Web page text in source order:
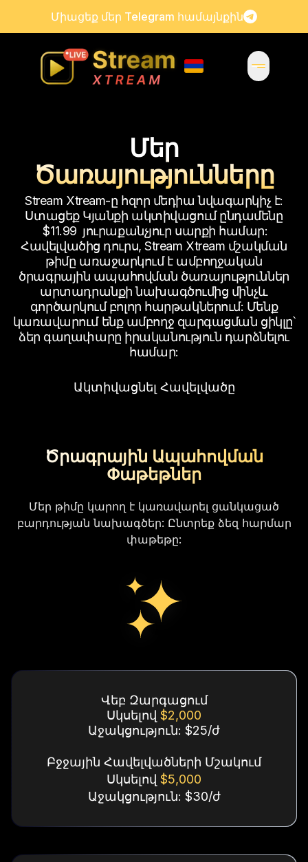
Միացեք մեր Telegram համայնքին
Մեր
Ծառայությունները
Stream Xtream-ը հզոր մեդիա նվագարկիչ է:
Ստացեք Կյանքի ակտիվացում ընդամենը
$11.99 յուրաքանչյուր սարքի համար:
Հավելվածից դուրս, Stream Xtream մշակման
թիմը առաջարկում է ամբողջական
ծրագրային ապահովման ծառայություններ
արտադրանքի նախագծումից մինչև
գործարկում բոլոր հարթակներում: Մենք
կառավարում ենք ամբողջ զարգացման ցիկլը՝
ձեր գաղափարը իրականություն դարձնելու
համար:
Ակտիվացնել Հավելվածը
Ծրագրային Ապահովման
Փաթեթներ
Մեր թիմը կարող է կառավարել ցանկացած
բարդության նախագծեր: Ընտրեք ձեզ հարմար
փաթեթը:
Վեբ Զարգացում
Սկսելով $2,000
Աջակցություն: $25/ժ
Բջջային Հավելվածների Մշակում
Սկսելով $5,000
Աջակցություն: $30/ժ